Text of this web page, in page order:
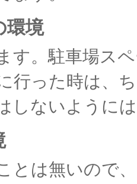
環境
す。駐車場ス
行った時は、
しないように
とは無いので